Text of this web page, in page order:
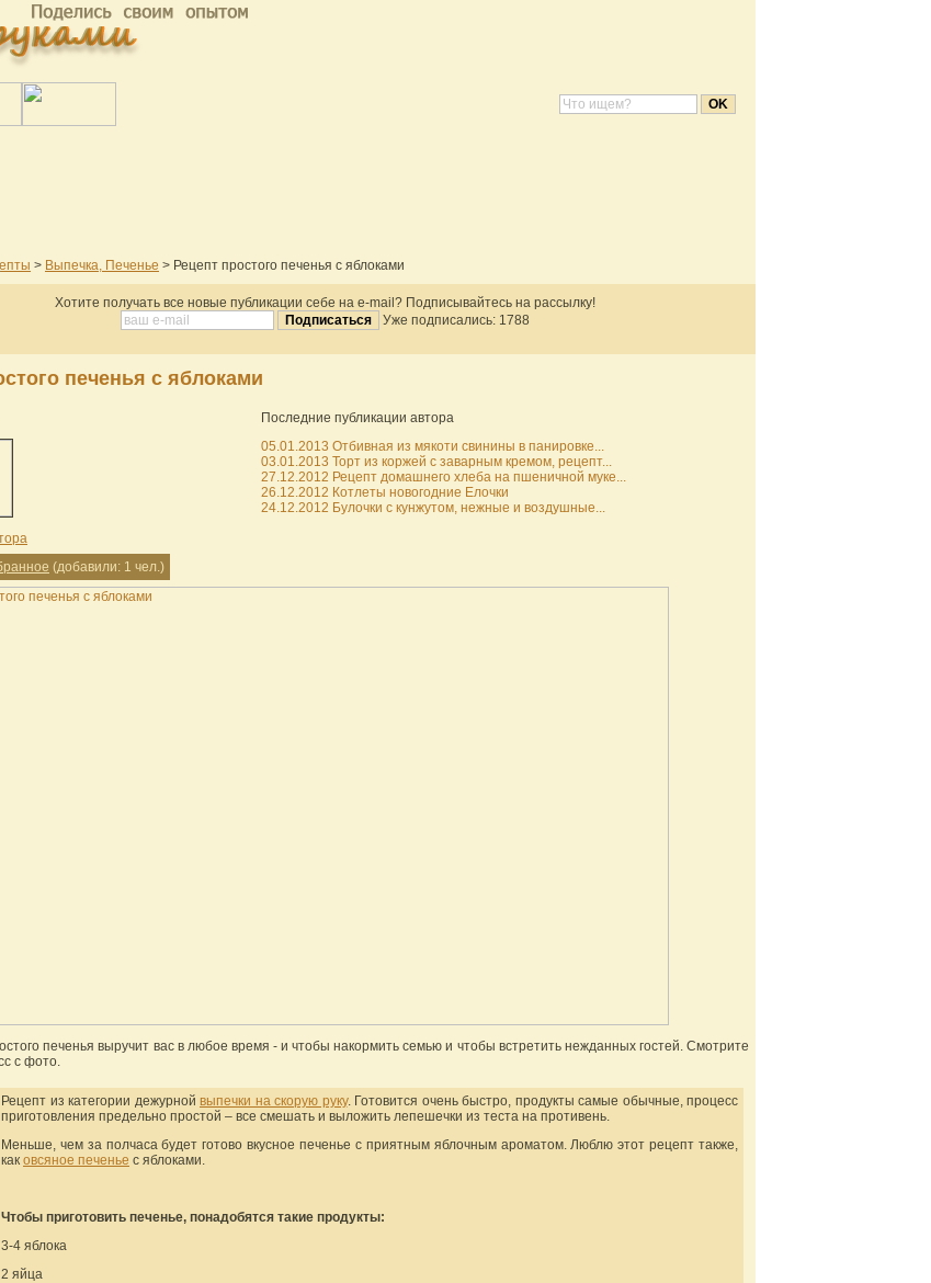
> Выпечка, Печенье > Рецепт простого печенья с яблоками
Хотите получать все новые публикации себе на e-mail? Подписывайтесь на рассылку!
Уже подписались: 1788
печенья с яблоками
(добавили: 1 чел.)
Последние публикации автора
05.01.2013 Отбивная из мякоти свинины в панировке...
03.01.2013 Торт из коржей с заварным кремом, рецепт...
27.12.2012 Рецепт домашнего хлеба на пшеничной муке...
26.12.2012 Котлеты новогодние Елочки
24.12.2012 Булочки с кунжутом, нежные и воздушные...
печенья выручит вас в любое время - и чтобы накормить семью и чтобы встретить нежданных гостей. Смотрите
с фото.
Рецепт из категории дежурной выпечки на скорую руку. Готовится очень быстро, продукты самые обычные, процесс
приготовления предельно простой – все смешать и выложить лепешечки из теста на противень.
Меньше, чем за полчаса будет готово вкусное печенье с приятным яблочным ароматом. Люблю этот рецепт также,
как овсяное печенье с яблоками.
Чтобы приготовить печенье, понадобятся такие продукты:
3-4 яблока
2 яйца